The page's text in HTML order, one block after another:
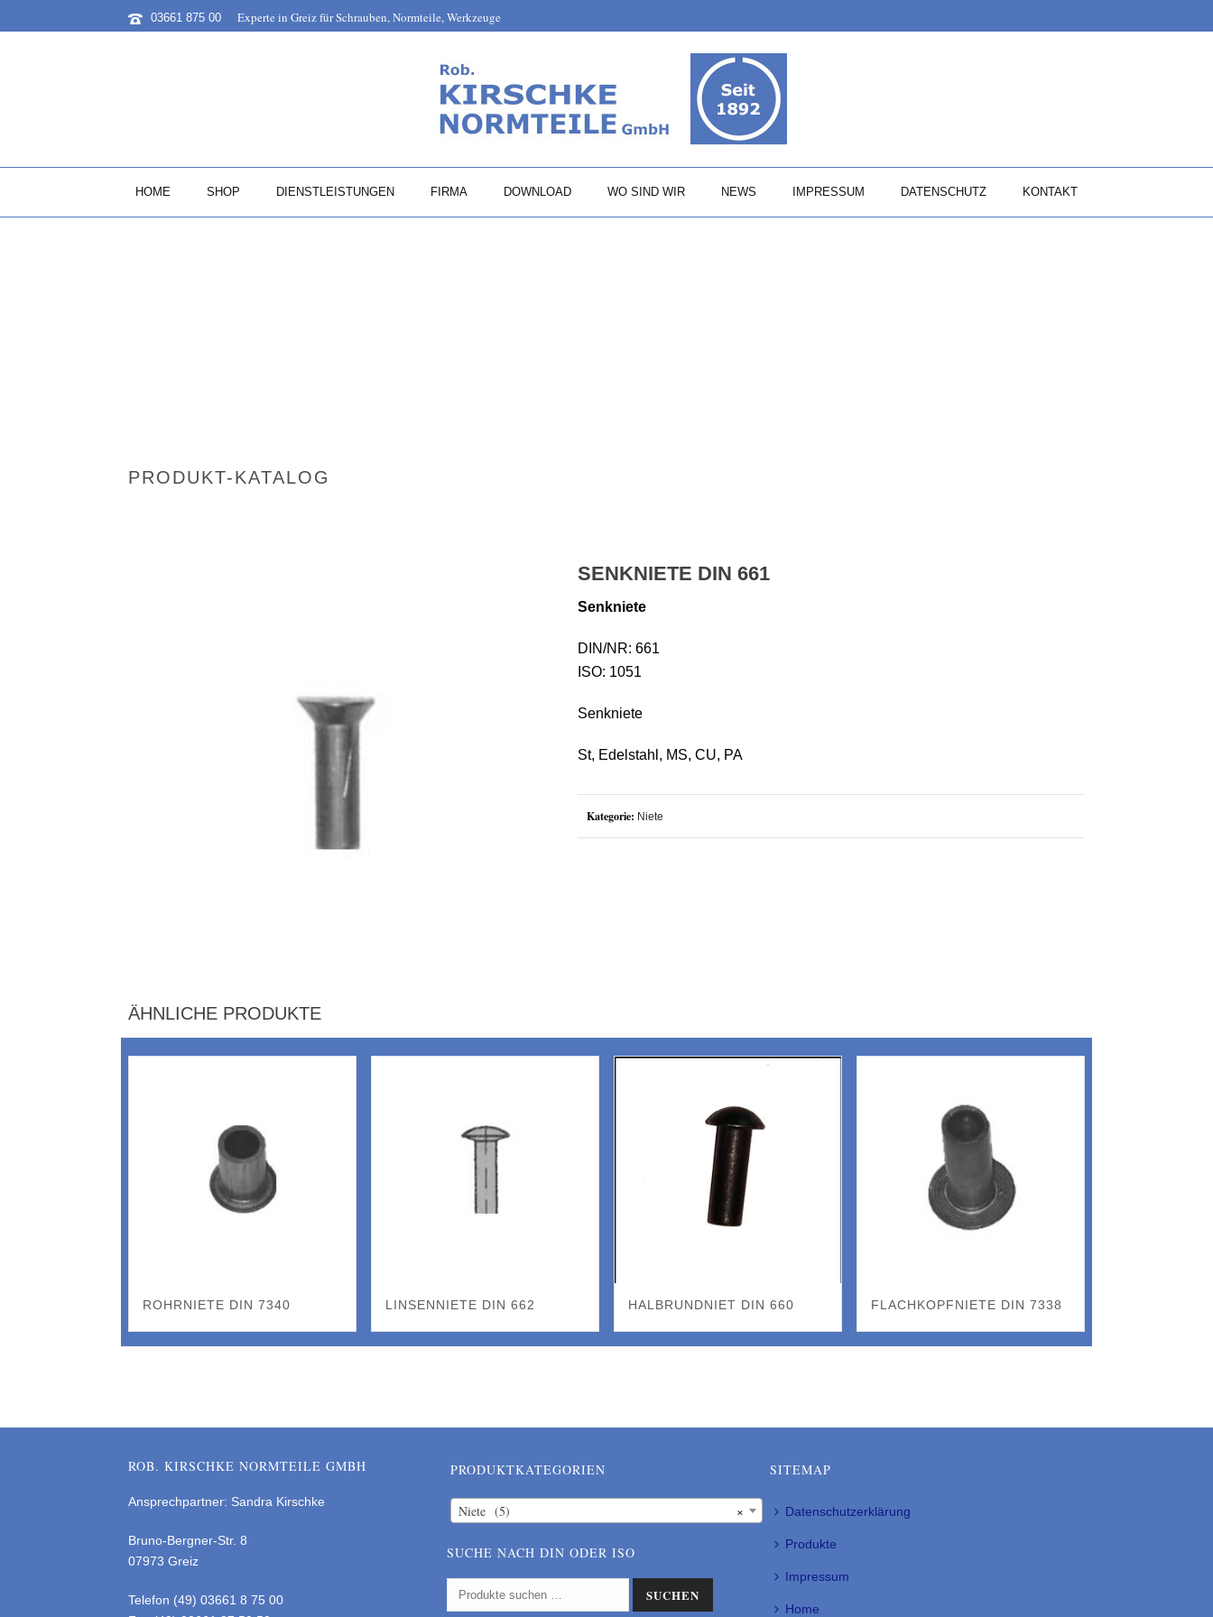
03661 875 00 Experte in Greiz für Schrauben, Normteile, Werkzeuge
HOME SHOP DIENSTLEISTUNGEN FIRMA DOWNLOAD WO SIND WIR NEWS IMPRESSUM DATENSCHUTZ KONTAKT
PRODUKT-KATALOG
SENKNIETE DIN 661
Senkniete
DIN/NR: 661
ISO: 1051
Senkniete
St, Edelstahl, MS, CU, PA
Kategorie: Niete
ÄHNLICHE PRODUKTE
ROHRNIETE DIN 7340 LINSENNIETE DIN 662 HALBRUNDNIET DIN 660 FLACHKOPFNIETE DIN 7338
ROB. KIRSCHKE NORMTEILE GMBH
Ansprechpartner: Sandra Kirschke
Bruno-Bergner-Str. 8
07973 Greiz
Telefon (49) 03661 8 75 00
PRODUKTKATEGORIEN
×
Niete (5)
SUCHE NACH DIN ODER ISO
SUCHEN
SITEMAP
Datenschutzerklärung
Produkte
Impressum
Home